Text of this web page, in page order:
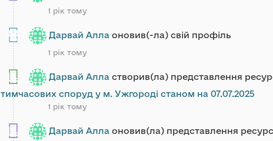
1 рік тому
Дарвай Алла оновив(-ла) свій профіль
1 рік тому
Дарвай Алла створив(ла) представлення
тимчасових споруд у м. Ужгороді станом на 07.07.2025
1 рік тому
Дарвай Алла оновив(ла) представлення